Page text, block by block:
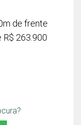
de frente
R$ 263.900